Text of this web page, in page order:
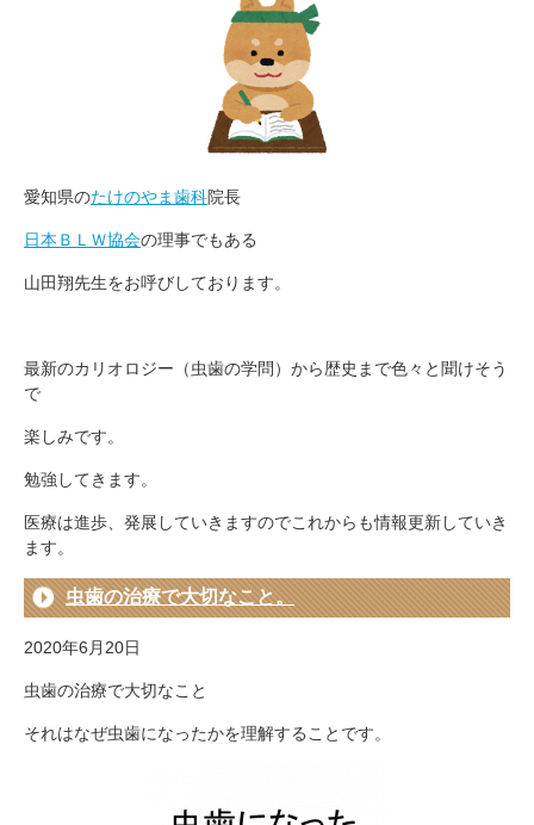
愛知県のたけのやま歯科院長
日本ＢＬＷ協会の理事でもある
山田翔先生をお呼びしております。
最新のカリオロジー（虫歯の学問）から歴史まで色々と聞けそう
で
楽しみです。
勉強してきます。
医療は進歩、発展していきますのでこれからも情報更新していき
ます。
虫歯の治療で大切なこと。
2020年6月20日
虫歯の治療で大切なこと
それはなぜ虫歯になったかを理解することです。